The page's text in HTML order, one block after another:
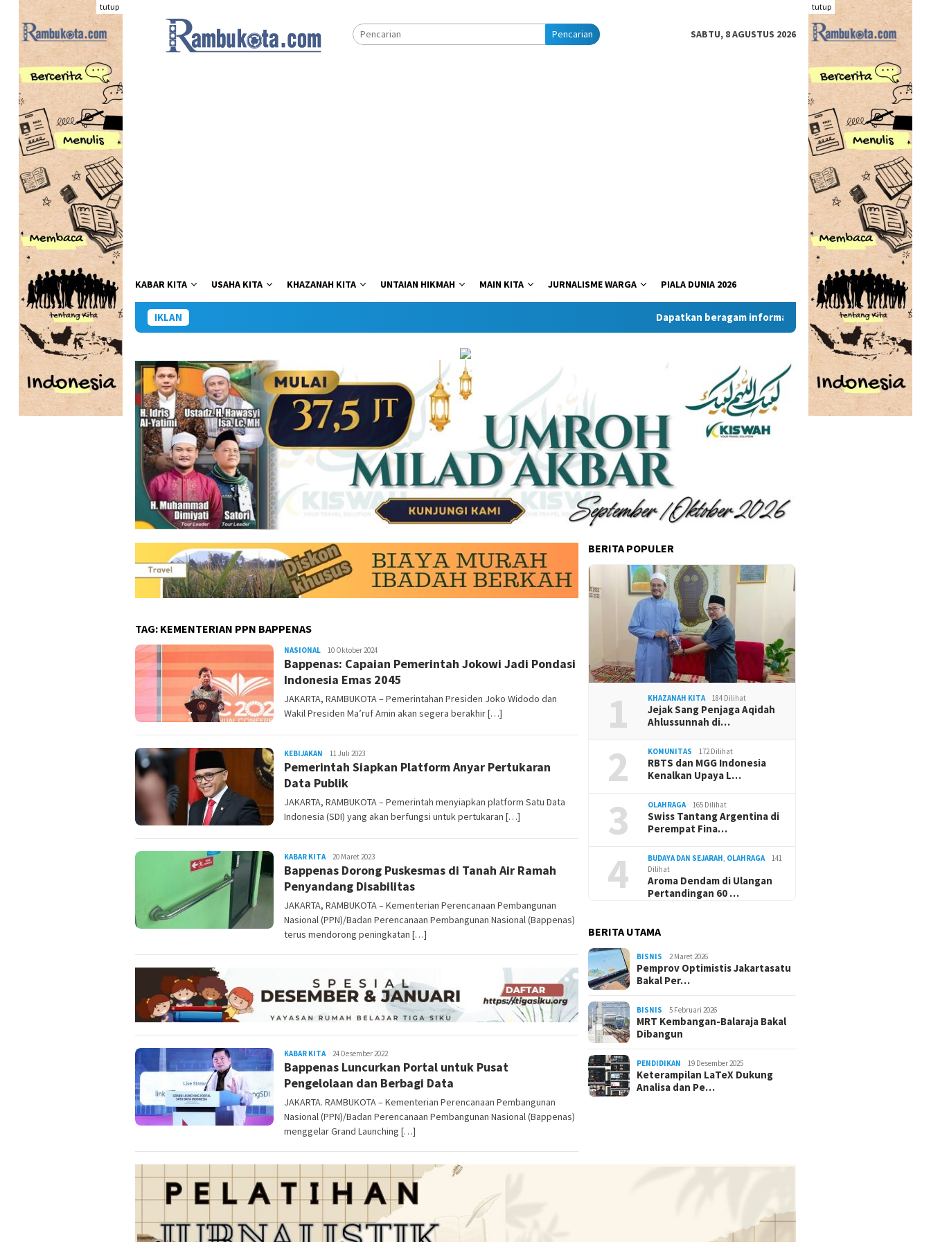
Loncat
konten
tutup tutup
Pencarian SABTU, 8 AGUSTUS 2026
KABAR KITA USAHA KITA KHAZANAH KITA UNTAIAN HIKMAH MAIN KITA JURNALISME WARGA PIALA DUNIA 2026
IKLAN Dapatkan beragam informasi dan berita menarik dari situs
TAG: KEMENTERIAN PPN BAPPENAS
NASIONAL REDAKSI
RAMBUKOTA
10 Oktober 2024
Bappenas: Capaian Pemerintah Jokowi Jadi Pondasi
Indonesia Emas 2045
JAKARTA, RAMBUKOTA – Pemerintahan Presiden Joko Widodo dan
Wakil Presiden Ma’ruf Amin akan segera berakhir […]
KEBIJAKAN REDAKSI
RAMBUKOTA
11 Juli 2023
Pemerintah Siapkan Platform Anyar Pertukaran
Data Publik
JAKARTA, RAMBUKOTA – Pemerintah menyiapkan platform Satu Data
Indonesia (SDI) yang akan berfungsi untuk pertukaran […]
KABAR KITARambu
Kota
20 Maret 2023
Bappenas Dorong Puskesmas di Tanah Air Ramah
Penyandang Disabilitas
JAKARTA, RAMBUKOTA – Kementerian Perencanaan Pembangunan
Nasional (PPN)/Badan Perencanaan Pembangunan Nasional (Bappenas)
terus mendorong peningkatan […]
KABAR KITARambu
Kota
24 Desember 2022
Bappenas Luncurkan Portal untuk Pusat
Pengelolaan dan Berbagi Data
JAKARTA. RAMBUKOTA – Kementerian Perencanaan Pembangunan
Nasional (PPN)/Badan Perencanaan Pembangunan Nasional (Bappenas)
menggelar Grand Launching […]
BERITA POPULER
1 KHAZANAH KITA 184 Dilihat
Jejak Sang Penjaga Aqidah
Ahlussunnah di…
2 KOMUNITAS 172 Dilihat
RBTS dan MGG Indonesia
Kenalkan Upaya L…
3 OLAHRAGA 165 Dilihat
Swiss Tantang Argentina di
Perempat Fina…
4 BUDAYA DAN SEJARAH OLAHRAGA
141
Dilihat
Aroma Dendam di Ulangan
Pertandingan 60 …
BERITA UTAMA
BISNIS 2 Maret 2026
Pemprov Optimistis Jakartasatu
Bakal Per…
BISNIS 5 Februari 2026
MRT Kembangan-Balaraja Bakal
Dibangun
PENDIDIKAN 19 Desember 2025
Keterampilan LaTeX Dukung
Analisa dan Pe…